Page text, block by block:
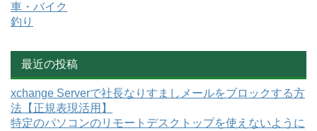
車・バイク
釣り
最近の投稿
xchange Serverで社長なりすましメールをブロックする方
法【正規表現活用】
特定のパソコンのリモートデスクトップを使えないように